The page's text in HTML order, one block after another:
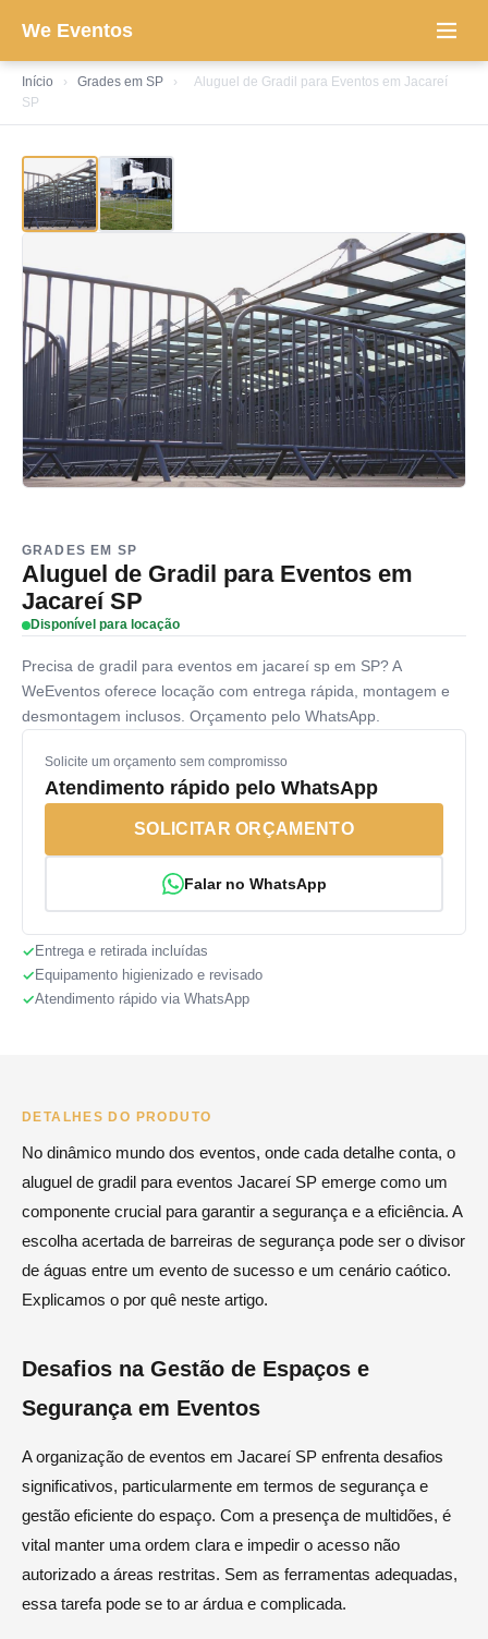
We Eventos
Início › Grades em SP ›
Aluguel de Gradil para Eventos em Jacareí
SP
GRADES EM SP
Aluguel de Gradil para Eventos em
Jacareí SP
Disponível para locação
Precisa de gradil para eventos em jacareí sp em SP? A
WeEventos oferece locação com entrega rápida, montagem e
desmontagem inclusos. Orçamento pelo WhatsApp.
Solicite um orçamento sem compromisso
Atendimento rápido pelo WhatsApp
SOLICITAR ORÇAMENTO
Falar no WhatsApp
Entrega e retirada incluídas
Equipamento higienizado e revisado
Atendimento rápido via WhatsApp
DETALHES DO PRODUTO
No dinâmico mundo dos eventos, onde cada detalhe conta, o
aluguel de gradil para eventos Jacareí SP emerge como um
componente crucial para garantir a segurança e a eficiência. A
escolha acertada de barreiras de segurança pode ser o divisor
de águas entre um evento de sucesso e um cenário caótico.
Explicamos o por quê neste artigo.
Desafios na Gestão de Espaços e
Segurança em Eventos
A organização de eventos em Jacareí SP enfrenta desafios
significativos, particularmente em termos de segurança e
gestão eficiente do espaço. Com a presença de multidões, é
vital manter uma ordem clara e impedir o acesso não
autorizado a áreas restritas. Sem as ferramentas adequadas,
essa tarefa pode se to ar árdua e complicada.